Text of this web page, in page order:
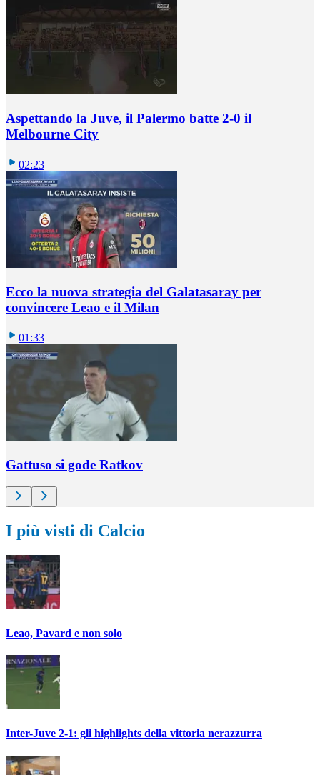
Aspettando la Juve, il Palermo batte 2-0 il
Melbourne City
02:23
Ecco la nuova strategia del Galatasaray per
convincere Leao e il Milan
01:33
Gattuso si gode Ratkov
I più visti di Calcio
Leao, Pavard e non solo
Inter-Juve 2-1: gli highlights della vittoria nerazzurra